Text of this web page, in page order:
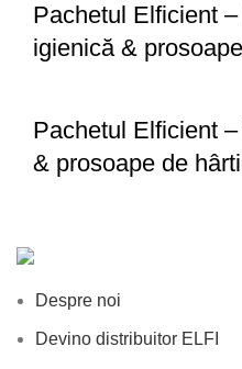
Pachetul Elficient
igienică &
Pachetul Elficient
& prosoape de
Despre noi
Devino distribuitor ELFI